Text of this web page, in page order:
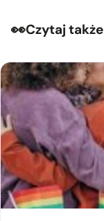
Czytaj także